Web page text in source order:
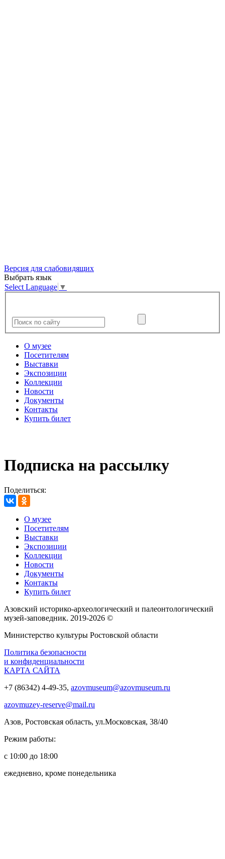
Версия для слабовидящих
Выбрать язык
Select Language ▼
О музее
Посетителям
Выставки
Экспозиции
Коллекции
Новости
Документы
Контакты
Купить билет
Подписка на рассылку
Поделиться:
О музее
Посетителям
Выставки
Экспозиции
Коллекции
Новости
Документы
Контакты
Купить билет
Азовский историко‑археологический и палеонтологический
музей‑заповедник. 2019-2026 ©
Министерство культуры Ростовской области
Политика безопасности
и конфиденциальности
КАРТА САЙТА
+7 (86342) 4-49-35, azovmuseum@azovmuseum.ru
azovmuzey-reserve@mail.ru
Азов, Ростовская область, ул.Московская, 38/40
Режим работы:
с 10:00 до 18:00
ежедневно, кроме понедельника